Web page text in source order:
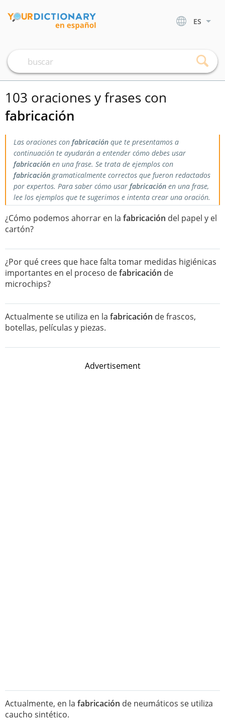
ES
103 oraciones y frases con
fabricación
Las oraciones con fabricación que te presentamos a
continuación te ayudarán a entender cómo debes usar
fabricación en una frase. Se trata de ejemplos con
fabricacióngramaticalmente correctos que fueron redactados
por expertos. Para saber cómo usar fabricación en una frase,
lee los ejemplos que te sugerimos e intenta crear una oración.
¿Cómo podemos ahorrar en la fabricación del papel y el
cartón?
¿Por qué crees que hace falta tomar medidas higiénicas
importantes en el proceso defabricación de
microchips?
Actualmente se utiliza en la fabricación de frascos,
botellas, películas y piezas.
Advertisement
Actualmente, en la fabricación de neumáticos se utiliza
caucho sintético.